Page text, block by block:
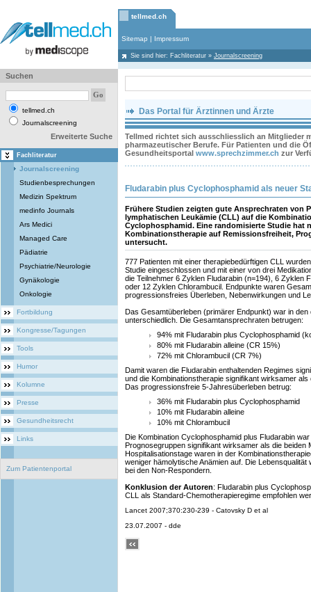
tellmed.ch
Sitemap | Impressum
Sie sind hier: Fachliteratur » Journalscreening
Suchen
tellmed.ch
Journalscreening
Erweiterte Suche
Fachliteratur
Journalscreening
Studienbesprechungen
Medizin Spektrum
medinfo Journals
Ars Medici
Managed Care
Pädiatrie
Psychiatrie/Neurologie
Gynäkologie
Onkologie
Fortbildung
Kongresse/Tagungen
Tools
Humor
Kolumne
Presse
Gesundheitsrecht
Links
Zum Patientenportal
Das Portal für Ärztinnen und Ärzte
Tellmed richtet sich ausschliesslich an Mitglieder
pharmazeutischer Berufe. Für Patienten und die
Gesundheitsportal www.sprechzimmer.ch zur
Fludarabin plus Cyclophosphamid als neuer
Frühere Studien zeigten gute Ansprechraten von
lymphatischen Leukämie (CLL) auf die
Cyclophosphamid. Eine randomisierte Studie hat
Kombinationstherapie auf Remissionsfreiheit,
untersucht.
777 Patienten mit einer therapiebedürftigen CLL
Studie eingeschlossen und mit einer von drei
die Teilnehmer 6 Zyklen Fludarabin (n=194), 6 Zyklen
oder 12 Zyklen Chlorambucil. Endpunkte waren
progressionsfreies Überleben, Nebenwirkungen und
Das Gesamtüberleben (primärer Endpunkt) war in
unterschiedlich. Die Gesamtansprechraten betrugen:
94% mit Fludarabin plus Cyclophosphamid
80% mit Fludarabin alleine (CR 15%)
72% mit Chlorambucil (CR 7%)
Damit waren die Fludarabin enthaltenden Regimes
und die Kombinationstherapie signifikant wirksamer
Das progressionsfreie 5-Jahresüberleben betrug:
36% mit Fludarabin plus Cyclophosphamid
10% mit Fludarabin alleine
10% mit Chlorambucil
Die Kombination Cyclophosphamid plus Fludarabin
Prognosegruppen signifikant wirksamer als die beiden
Hospitalisationstage waren in der
weniger hämolytische Anämien auf. Die
bei den Non-Respondern.
Konklusion der Autoren: Fludarabin plus
CLL als Standard-Chemotherapieregime empfohlen
Lancet 2007;370:230-239 - Catovsky D et al
23.07.2007 - dde